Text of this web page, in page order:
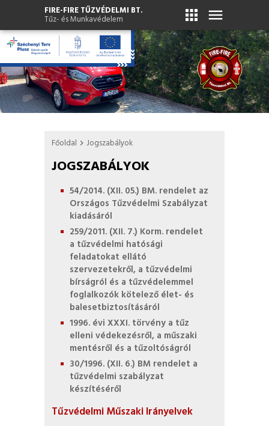
FIRE-FIRE TŰZVÉDELMI BT.
Tűz- és Munkavédelem apps menu
Főoldal chevron_right Jogszabályok
JOGSZABÁLYOK
54/2014. (XII. 05.) BM. rendelet az
Országos Tűzvédelmi Szabályzat
kiadásáról
259/2011. (XII. 7.) Korm. rendelet
a tűzvédelmi hatósági
feladatokat ellátó
szervezetekről, a tűzvédelmi
bírságról és a tűzvédelemmel
foglalkozók kötelező élet- és
balesetbiztosításáról
1996. évi XXXI. törvény a tűz
elleni védekezésről, a műszaki
mentésről és a tűzoltóságról
30/1996. (XII. 6.) BM rendelet a
tűzvédelmi szabályzat
készítéséről
Tűzvédelmi Műszaki Irányelvek